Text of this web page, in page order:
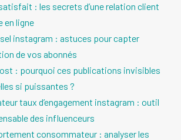
: les secrets d’une relation client
en ligne
instagram : astuces pour capter
de vos abonnés
: pourquoi ces publications invisibles
si puissantes ?
taux d’engagement instagram : outil
des influenceurs
consommateur : analyser les